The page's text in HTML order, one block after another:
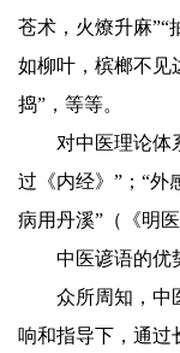
苍术，火燎升麻”“
如柳叶，槟榔不见
捣”，等等。
对中医理论体
过《内经》”；“外
病用丹溪”（《明
中医谚语的优
众所周知，中
响和指导下，通过